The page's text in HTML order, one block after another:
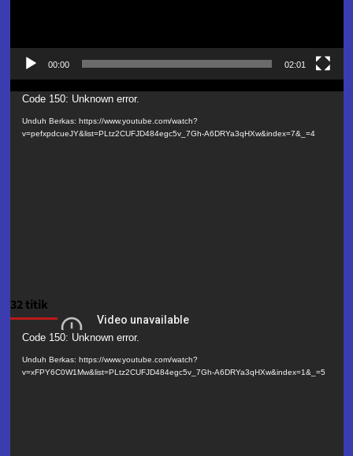
00:00 02:01
Pemutar
Video
Code 150: Unknown error.
Unduh Berkas: https://www.youtube.com/watch?
v=pefxpdcueJY&list=PLtz2CUFJD484egc5v_7Gh-A6DRYa3qHXw&index=7&_=4
32 titik
Pemutar
Video
Code 150: Unknown error.
Unduh Berkas: https://www.youtube.com/watch?
v=xFPY6C0W1Mw&list=PLtz2CUFJD484egc5v_7Gh-A6DRYa3qHXw&index=1&_=5